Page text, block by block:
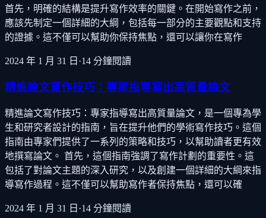
首先，明確的結構是提升寫作效率的關鍵。在開始寫作之前，
應該先制定一個詳細的大綱，包括每一部分的主要觀點和支持
的證據。這不僅可以幫助你保持焦點，還可以讓你在寫作
2024 年 1 月 31 日 ·14 分鐘閱讀
精進論文寫作技巧：專家指導寫出高質量論文
精進論文寫作技巧：專家指導寫出高質量論文，是一個專為學
生和研究者設計的指南，旨在提升他們的學術寫作技巧。這個
指南由專家們提供了一系列的策略和技巧，以幫助讀者更有效
地撰寫論文。 首先，這個指南強調了寫作計劃的重要性。這
包括了對論文主題的深入研究，以及創建一個詳細的大綱來指
導寫作過程。這不僅可以幫助寫作者保持焦點，還可以確
2024 年 1 月 31 日 ·14 分鐘閱讀